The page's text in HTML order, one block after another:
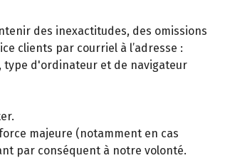
des inexactitudes, des omissions
clients par courriel à l’adresse :
type d'ordinateur et de navigateur
majeure (notamment en cas
par conséquent à notre volonté.